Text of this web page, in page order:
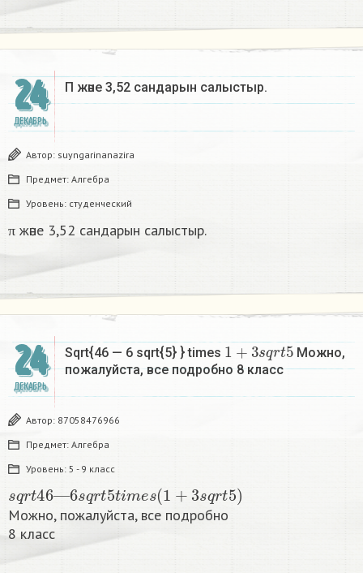
24
ДЕКАБРЬ
Π және 3,52 сандарын салыстыр. ​
Автор: suyngarinanazira
Предмет: Алгебра
Уровень: студенческий
π және 3,52 сандарын салыстыр.
24
ДЕКАБРЬ
Sqrt{46 — 6 sqrt{5} } times
1+3sqrt5
Можно,
пожалуйста, все подробно 8 класс​
Автор: 87058476966
Предмет: Алгебра
Уровень: 5 - 9 класс
46 6 5 (1 sq )
Можно, пожалуйста, все подробно
8 класс​